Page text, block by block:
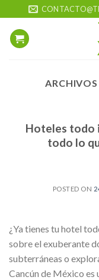
al
contenido
Hoteles todo
todo lo
POSTED ON
¿Ya tienes tu hotel
sobre el exuberante
subterráneas o
Cancún de México es